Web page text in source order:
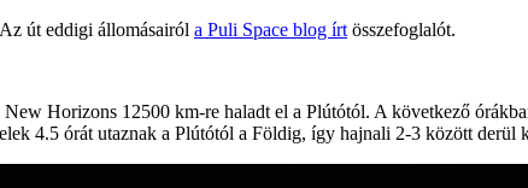
út eddigi állomásairól a Puli Space blog írt összefoglalót.
Horizons 12500 km-re haladt el a Plútótól. A következő
4.5 órát utaznak a Plútótól a Földig, így hajnali 2-3 között derül